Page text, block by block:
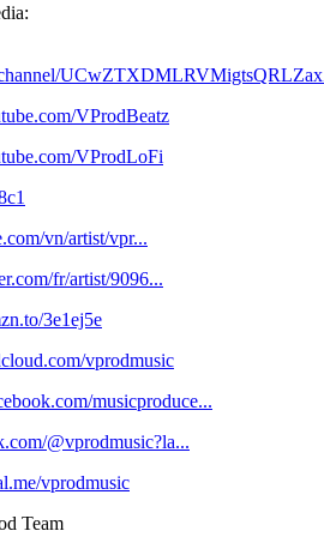
VProdBeatz
VProdLoFi
vn/artist/vpr...
fr/artist/9096...
3e1ej5e​
vprodmusic
musicproduce...
@vprodmusic?la...
vprodmusic
Team